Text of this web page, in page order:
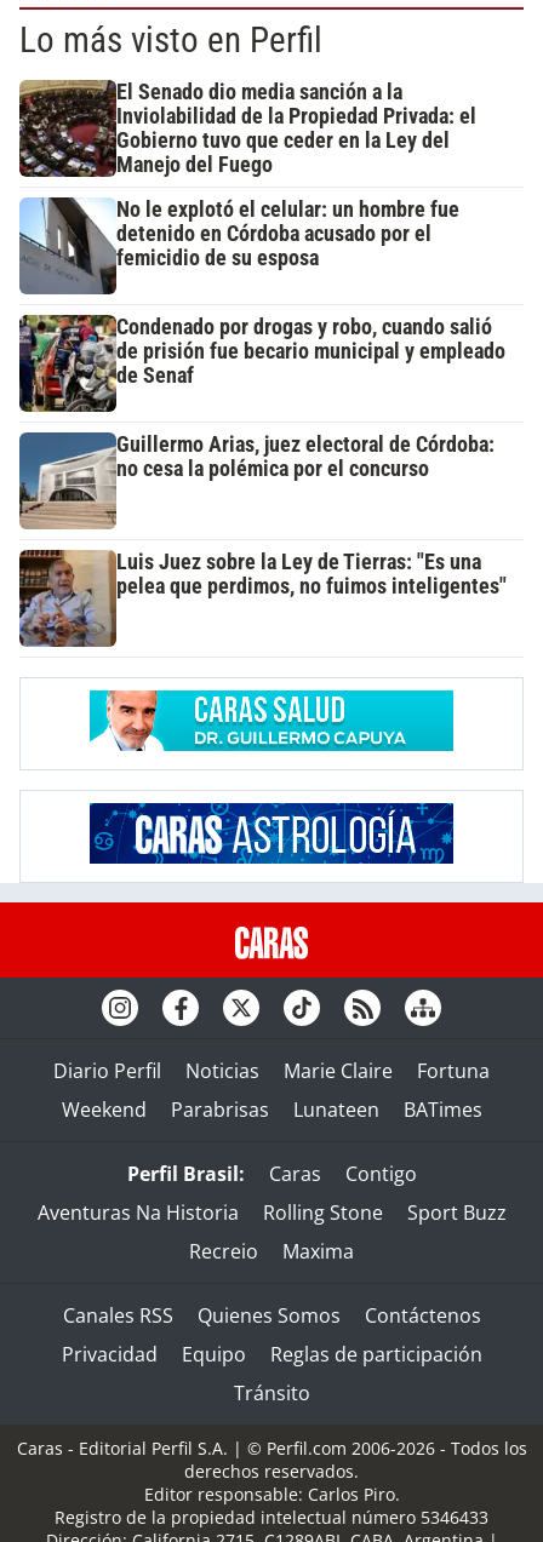
Lo más visto en Perfil
El Senado dio media sanción a la
Inviolabilidad de la Propiedad Privada: el
Gobierno tuvo que ceder en la Ley del
Manejo del Fuego
No le explotó el celular: un hombre fue
detenido en Córdoba acusado por el
femicidio de su esposa
Condenado por drogas y robo, cuando salió
de prisión fue becario municipal y empleado
de Senaf
Guillermo Arias, juez electoral de Córdoba:
no cesa la polémica por el concurso
Luis Juez sobre la Ley de Tierras: "Es una
pelea que perdimos, no fuimos inteligentes"
Diario Perfil Noticias Marie Claire
Fortuna
Weekend
Parabrisas Lunateen BATimes
Perfil Brasil: Caras
Contigo
Aventuras Na Historia
Rolling Stone
Sport Buzz
Recreio
Maxima
Canales RSS Quienes Somos
Contáctenos
Privacidad
Equipo
Reglas de participación
Tránsito
Caras - Editorial Perfil S.A. | © Perfil.com 2006-2026 - Todos los
derechos reservados.
Editor responsable: Carlos Piro.
Registro de la propiedad intelectual número 5346433